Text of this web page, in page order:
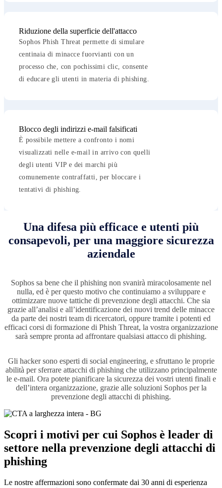
Riduzione della superficie dell'attacco
Sophos Phish Threat permette di simulare
centinaia di minacce fuorvianti con un
processo che, con pochissimi clic, consente
di educare gli utenti in materia di phishing.
Blocco degli indirizzi e-mail falsificati
È possibile mettere a confronto i nomi
visualizzati nelle e-mail in arrivo con quelli
degli utenti VIP e dei marchi più
comunemente contraffatti, per bloccare i
tentativi di phishing.
Una difesa più efficace e utenti più
consapevoli, per una maggiore sicurezza
aziendale
Sophos sa bene che il phishing non svanirà miracolosamente nel
nulla, ed è per questo motivo che continuiamo a sviluppare e
ottimizzare nuove tattiche di prevenzione degli attacchi. Che sia
grazie all’analisi e all’identificazione dei nuovi trend delle minacce
da parte dei nostri team di ricercatori, oppure tramite i potenti ed
efficaci corsi di formazione di Phish Threat, la vostra organizzazione
sarà sempre pronta ad affrontare qualsiasi attacco di phishing.
Gli hacker sono esperti di social engineering, e sfruttano le proprie
abilità per sferrare attacchi di phishing che utilizzano principalmente
le e-mail. Ora potete pianificare la sicurezza dei vostri utenti finali e
dell’intera organizzazione, grazie alle soluzioni Sophos per la
prevenzione degli attacchi di phishing.
Scopri i motivi per cui Sophos è leader di
settore nella prevenzione degli attacchi di
phishing
Le nostre affermazioni sono confermate dai 30 anni di esperienza